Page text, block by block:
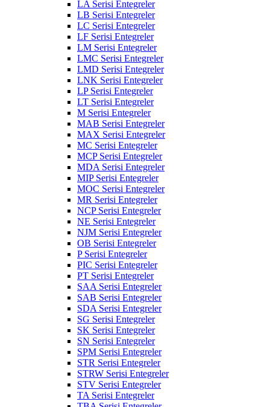
LA Serisi Entegreler
LB Serisi Entegreler
LC Serisi Entegreler
LF Serisi Entegreler
LM Serisi Entegreler
LMC Serisi Entegreler
LMD Serisi Entegreler
LNK Serisi Entegreler
LP Serisi Entegreler
LT Serisi Entegreler
M Serisi Entegreler
MAB Serisi Entegreler
MAX Serisi Entegreler
MC Serisi Entegreler
MCP Serisi Entegreler
MDA Serisi Entegreler
MIP Serisi Entegreler
MOC Serisi Entegreler
MR Serisi Entegreler
NCP Serisi Entegreler
NE Serisi Entegreler
NJM Serisi Entegreler
OB Serisi Entegreler
P Serisi Entegreler
PIC Serisi Entegreler
PT Serisi Entegreler
SAA Serisi Entegreler
SAB Serisi Entegreler
SDA Serisi Entegreler
SG Serisi Entegreler
SK Serisi Entegreler
SN Serisi Entegreler
SPM Serisi Entegreler
STR Serisi Entegreler
STRW Serisi Entegreler
STV Serisi Entegreler
TA Serisi Entegreler